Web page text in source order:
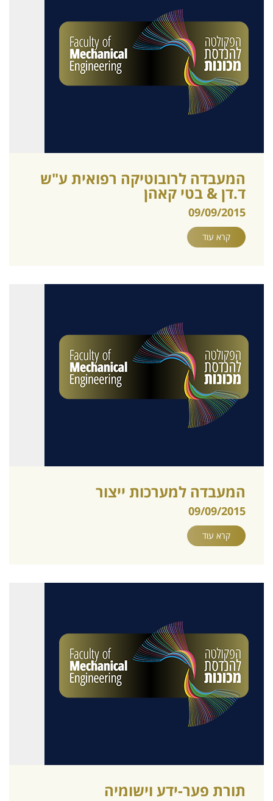
המעבדה לרובוטיקה רפואית ע"ש
ד.דן & בטי קאהן
09/09/2015
קרא עוד
המעבדה למערכות ייצור
09/09/2015
קרא עוד
תורת פער-ידע וישומיה